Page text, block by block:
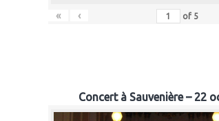
« ‹ of 5
Concert à Sauvenière – 22